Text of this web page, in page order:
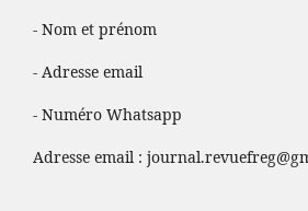
- Nom et prénom
- Adresse email
- Numéro Whatsapp
Adresse email :